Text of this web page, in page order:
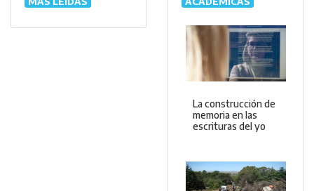
La construcción de
memoria en las
escrituras del yo